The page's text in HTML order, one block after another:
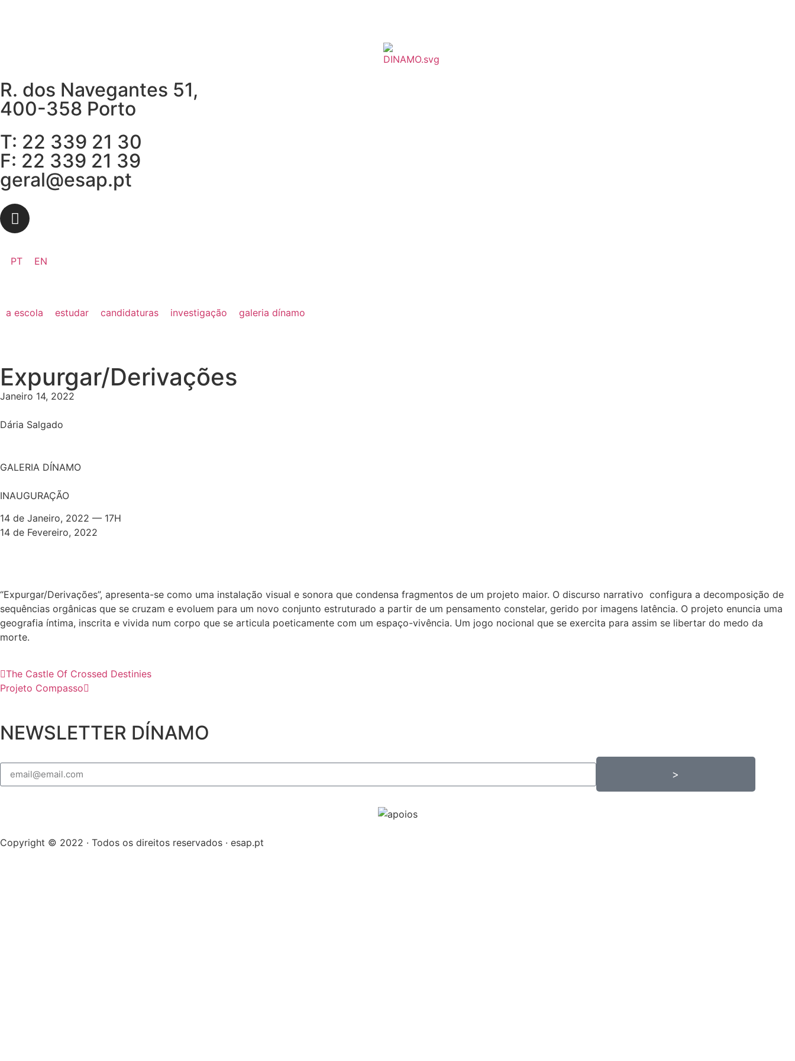
R. dos Navegantes 51,
400-358 Porto
T: 22 339 21 30
F: 22 339 21 39
geral@esap.pt
PT EN
a escola estudar candidaturas investigação galeria dínamo
Expurgar/Derivações
Janeiro 14, 2022
Dária Salgado
GALERIA DÍNAMO
INAUGURAÇÃO
14 de Janeiro, 2022 — 17H
14 de Fevereiro, 2022
“Expurgar/Derivações”, apresenta-se como uma instalação visual e sonora que condensa fragmentos de um projeto maior. O discurso narrativo configura a decomposição de
sequências orgânicas que se cruzam e evoluem para um novo conjunto estruturado a partir de um pensamento constelar, gerido por imagens latência. O projeto enuncia uma
geografia íntima, inscrita e vivida num corpo que se articula poeticamente com um espaço-vivência. Um jogo nocional que se exercita para assim se libertar do medo da
morte.
The Castle Of Crossed Destinies
Projeto Compasso
NEWSLETTER DÍNAMO
>
Copyright © 2022 · Todos os direitos reservados · esap.pt